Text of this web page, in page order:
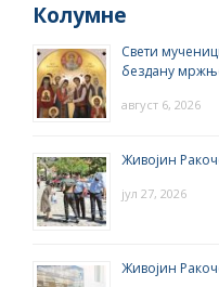
Колумне
Свети
бездану
август 6, 2026
Живојин
јул 27, 2026
Живојин